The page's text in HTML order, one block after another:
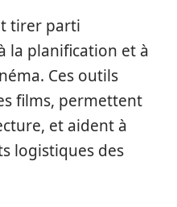
tirer parti
la planification et à
Ces outils
films, permettent
et aident à
logistiques des